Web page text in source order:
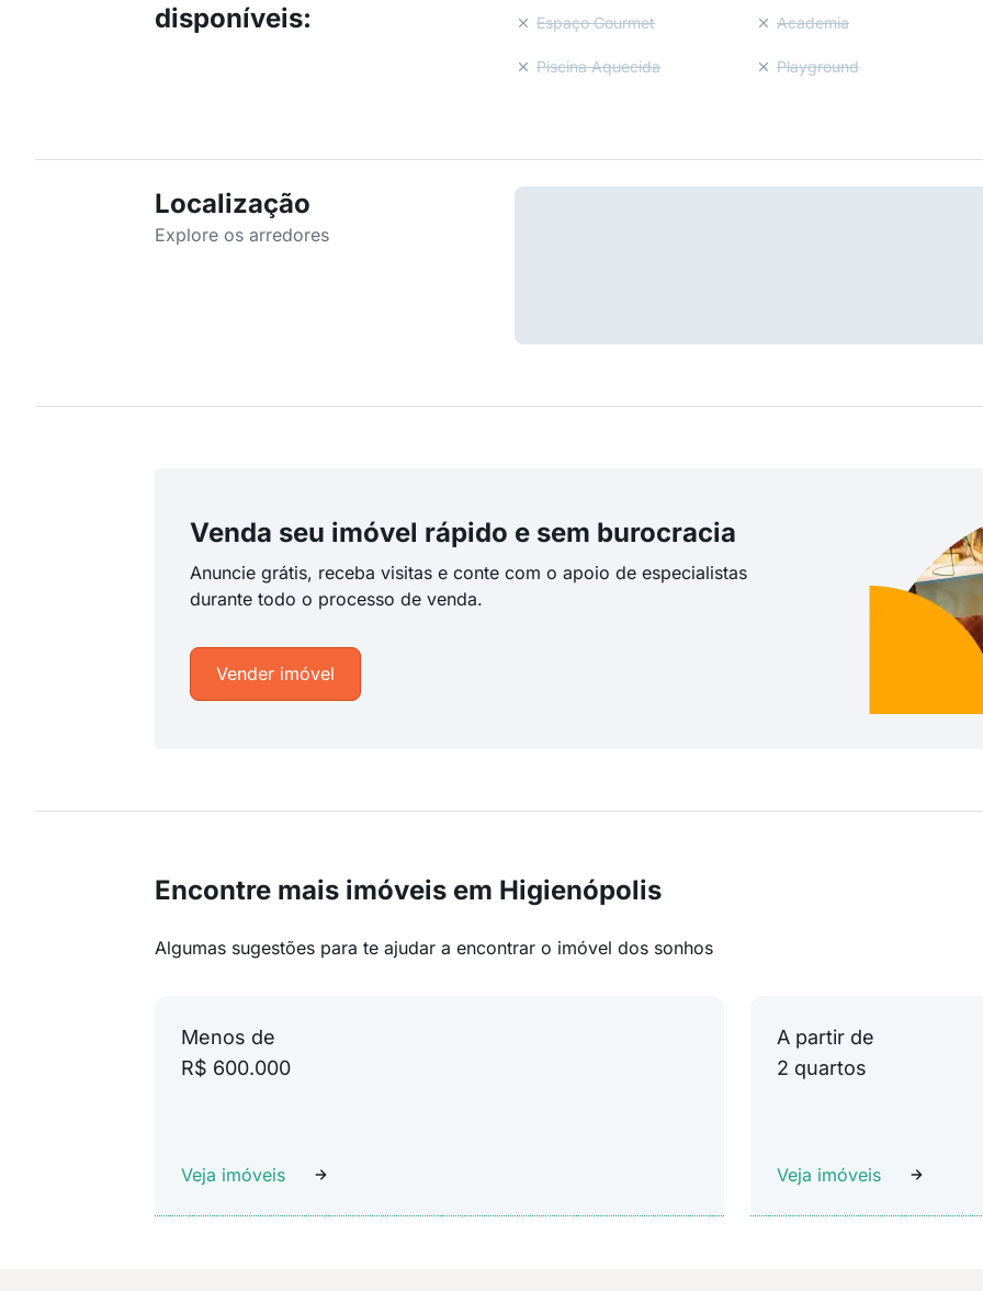
disponíveis: Espaço Gourmet Academia
Piscina Aquecida Playground
Localização
Explore os arredores
Venda seu imóvel rápido e sem burocracia
Anuncie grátis, receba visitas e conte com o apoio de especialistas
durante todo o processo de venda.
Vender imóvel
Encontre mais imóveis em Higienópolis
Algumas sugestões para te ajudar a encontrar o imóvel dos sonhos
Menos de
R$ 600.000
Veja imóveis
A partir de
2 quartos
Veja imóveis